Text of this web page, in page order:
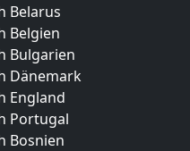
Belarus
Belgien
Bulgarien
Dänemark
England
Portugal
Bosnien